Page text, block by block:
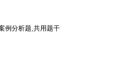
例分析题,共用题干